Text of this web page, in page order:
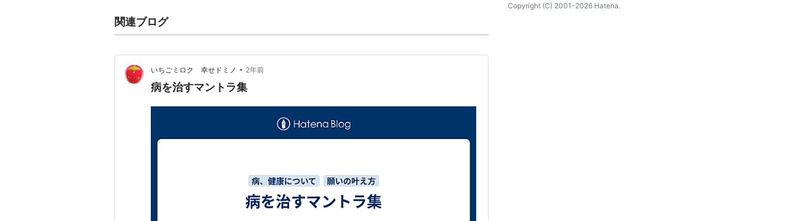
関連ブログ
いちごミロク 幸せドミノ • 2年前
病を治すマントラ集
Copyright (C) 2001-2026 Hatena.